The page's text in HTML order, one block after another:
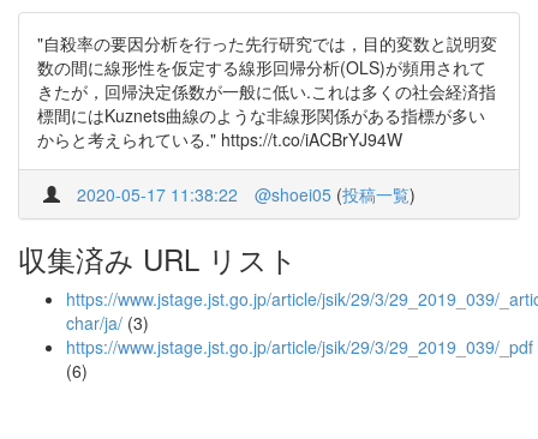
"自殺率の要因分析を行った先行研究では，目的変数と説明変
数の間に線形性を仮定する線形回帰分析(OLS)が頻用されて
きたが，回帰決定係数が一般に低い.これは多くの社会経済指
標間にはKuznets曲線のような非線形関係がある指標が多い
からと考えられている." https://t.co/iACBrYJ94W
2020-05-17 11:38:22 @shoei05 (投稿一覧)
収集済み URL リスト
https://www.jstage.jst.go.jp/article/jsik/29/3/29_2019_039/
char/ja/ (3)
https://www.jstage.jst.go.jp/article/jsik/29/3/29_2019_039/_pdf
(6)